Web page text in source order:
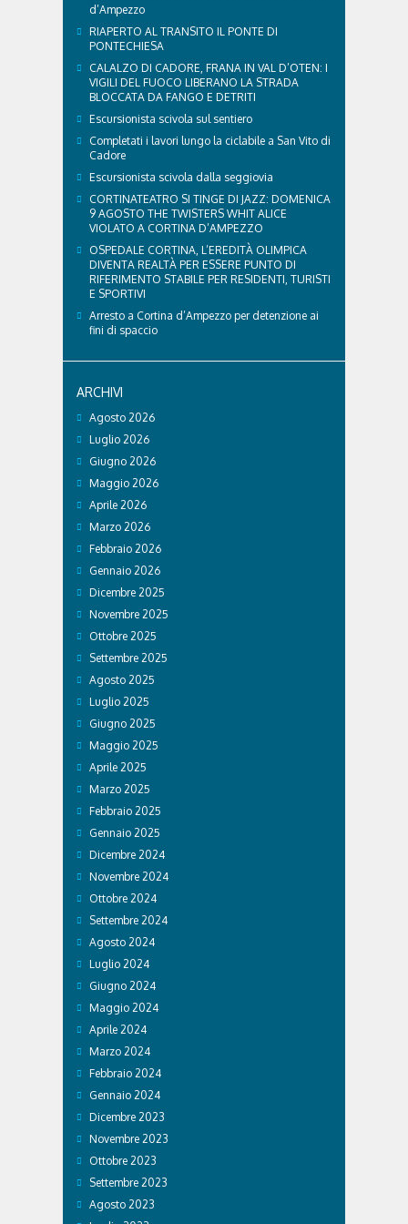
d’Ampezzo
RIAPERTO AL TRANSITO IL PONTE DI
PONTECHIESA
CALALZO DI CADORE, FRANA IN VAL D’OTEN: I
VIGILI DEL FUOCO LIBERANO LA STRADA
BLOCCATA DA FANGO E DETRITI
Escursionista scivola sul sentiero
Completati i lavori lungo la ciclabile a San Vito di
Cadore
Escursionista scivola dalla seggiovia
CORTINATEATRO SI TINGE DI JAZZ: DOMENICA
9 AGOSTO THE TWISTERS WHIT ALICE
VIOLATO A CORTINA D’AMPEZZO
OSPEDALE CORTINA, L’EREDITÀ OLIMPICA
DIVENTA REALTÀ PER ESSERE PUNTO DI
RIFERIMENTO STABILE PER RESIDENTI, TURISTI
E SPORTIVI
Arresto a Cortina d’Ampezzo per detenzione ai
fini di spaccio
ARCHIVI
Agosto 2026
Luglio 2026
Giugno 2026
Maggio 2026
Aprile 2026
Marzo 2026
Febbraio 2026
Gennaio 2026
Dicembre 2025
Novembre 2025
Ottobre 2025
Settembre 2025
Agosto 2025
Luglio 2025
Giugno 2025
Maggio 2025
Aprile 2025
Marzo 2025
Febbraio 2025
Gennaio 2025
Dicembre 2024
Novembre 2024
Ottobre 2024
Settembre 2024
Agosto 2024
Luglio 2024
Giugno 2024
Maggio 2024
Aprile 2024
Marzo 2024
Febbraio 2024
Gennaio 2024
Dicembre 2023
Novembre 2023
Ottobre 2023
Settembre 2023
Agosto 2023